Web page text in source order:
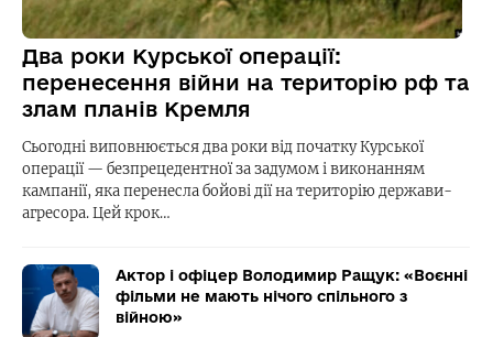
Два роки Курської операції:
перенесення війни на територію рф та
злам планів Кремля
Сьогодні виповнюється два роки від початку Курської
операції — безпрецедентної за задумом і виконанням
кампанії, яка перенесла бойові дії на територію держави-
агресора. Цей крок…
Актор і офіцер Володимир Ращук: «Воєнні
фільми не мають нічого спільного з
війною»